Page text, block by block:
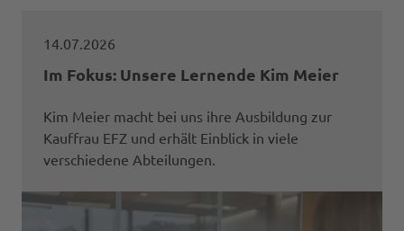
14.07.2026
Im Fokus: Unsere Lernende Kim Meier
Kim Meier macht bei uns ihre Ausbildung zur
Kauffrau EFZ und erhält Einblick in viele
verschiedene Abteilungen.